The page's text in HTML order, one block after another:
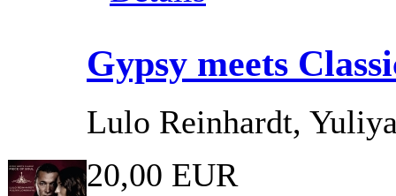
Gypsy meets
Lulo Reinhardt,
20,00 EUR